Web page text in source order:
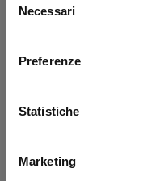
momento dalla
delNecessari
Preferenze
Statistiche
Marketing
Application error: a
browser